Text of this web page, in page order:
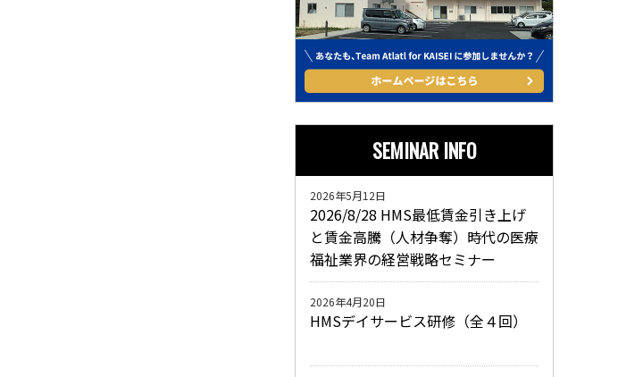
SEMINAR INFO
2026/8/28 HMS最低賃金引き上げ
と賃金高騰（人材争奪）時代の医療
福祉業界の経営戦略セミナー
2026年5月12日
HMSデイサービス研修（全４回）
2026年4月20日